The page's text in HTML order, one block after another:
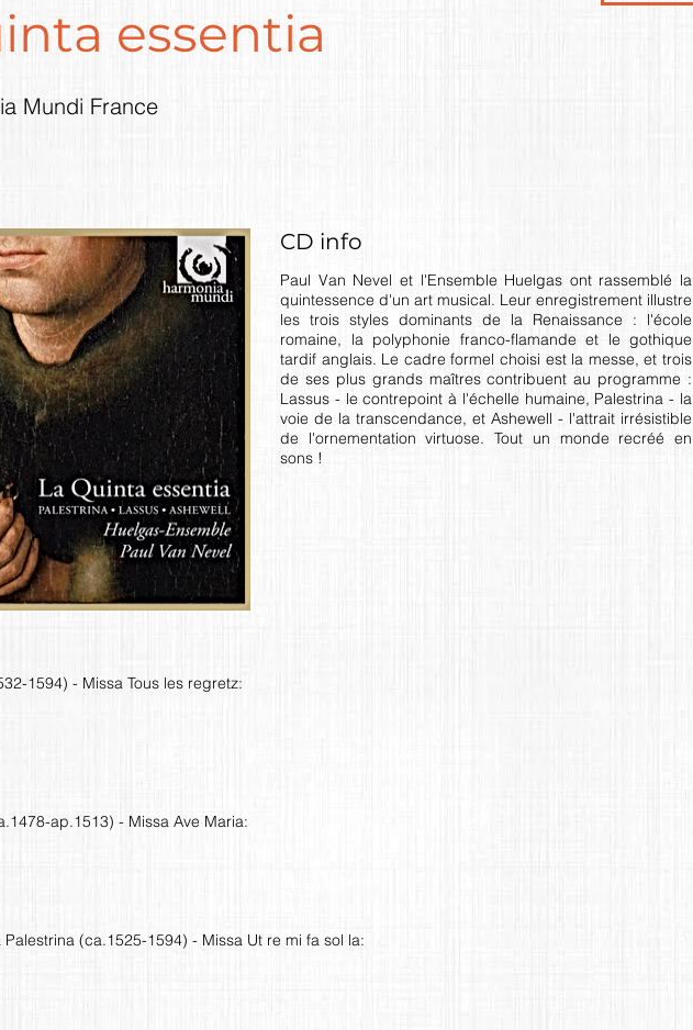
essentia
Mundi France
CD info
Paul Van Nevel et l'Ensemble Huelgas ont rassemblé la
quintessence d'un art musical. Leur enregistrement illustre
les trois styles dominants de la Renaissance : l'école
romaine, la polyphonie franco-flamande et le gothique
tardif anglais. Le cadre formel choisi est la messe, et trois
de ses plus grands maîtres contribuent au programme :
Lassus - le contrepoint à l'échelle humaine, Palestrina - la
voie de la transcendance, et Ashewell - l'attrait irrésistible
de l'ornementation virtuose. Tout un monde recréé en
sons !
1594) - Missa Tous les regretz:
ap.1513) - Missa Ave Maria:
(ca.1525-1594) - Missa Ut re mi fa sol la: